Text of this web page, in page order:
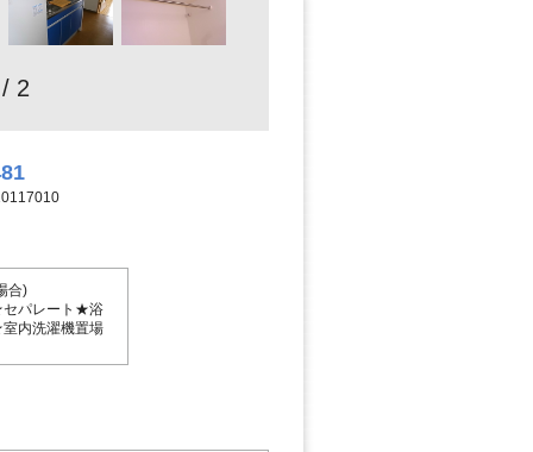
2
合)
パレート★浴
内洗濯機置場